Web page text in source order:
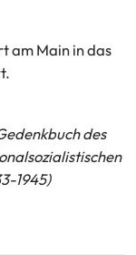
am Main in das
des
1945)